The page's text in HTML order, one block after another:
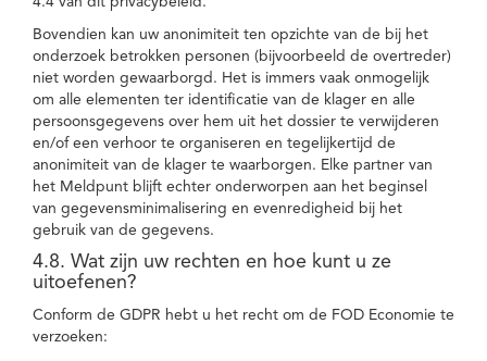
Bovendien kan uw anonimiteit ten opzichte van de bij het
onderzoek betrokken personen (bijvoorbeeld de overtreder)
niet worden gewaarborgd. Het is immers vaak onmogelijk
om alle elementen ter identificatie van de klager en alle
persoonsgegevens over hem uit het dossier te verwijderen
en/of een verhoor te organiseren en tegelijkertijd de
anonimiteit van de klager te waarborgen. Elke partner van
het Meldpunt blijft echter onderworpen aan het beginsel
van gegevensminimalisering en evenredigheid bij het
gebruik van de gegevens.
4.8. Wat zijn uw rechten en hoe kunt u ze
uitoefenen?
Conform de GDPR hebt u het recht om de FOD Economie te
verzoeken: